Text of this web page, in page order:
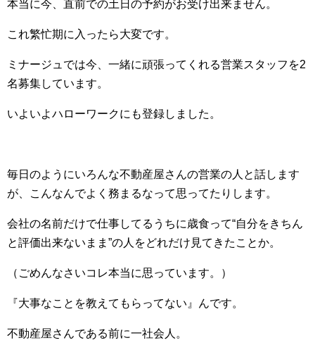
本当に今、直前での土日の予約がお受け出来ません。
これ繁忙期に入ったら大変です。
ミナージュでは今、一緒に頑張ってくれる営業スタッフを2
名募集しています。
いよいよハローワークにも登録しました。
毎日のようにいろんな不動産屋さんの営業の人と話します
が、こんなんでよく務まるなって思ってたりします。
会社の名前だけで仕事してるうちに歳食って“自分をきちん
と評価出来ないまま”の人をどれだけ見てきたことか。
（ごめんなさいコレ本当に思っています。）
『大事なことを教えてもらってない』んです。
不動産屋さんである前に一社会人。